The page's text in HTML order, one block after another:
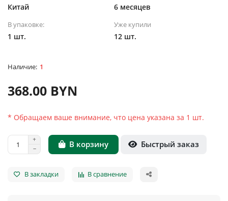
Китай 6 месяцев
В упаковке:
1 шт.
Уже купили
12 шт.
1
368.00 BYN
* Обращаем ваше внимание, что цена указана за 1 шт.
В корзину Быстрый заказ
В закладки В сравнение